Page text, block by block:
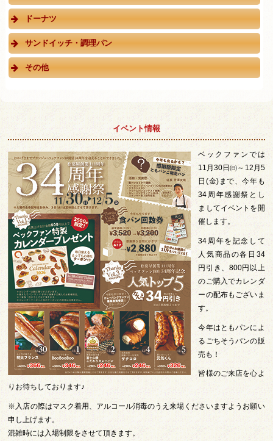
ドーナツ
サンドイッチ・調理パン
その他
イベント情報
ベックファンでは
11月30日㈰～12月5
日(金)まで、今年も
34周年感謝祭とし
ましてイベントを開
催します。
34周年を記念して
人気商品の各日34
円引き、800円以上
のご購入でカレンダ
ーの配布もございま
す。
今年はともパンによ
るごちそうパンの販
売も！
皆様のご来店を心よ
りお待ちしております♪
※入店の際はマスク着用、アルコール消毒のうえ来場くださいますようお願い
申し上げます。
混雑時には入場制限をさせて頂きます。